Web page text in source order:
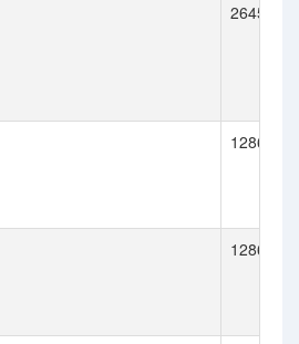
26458
12868
12868